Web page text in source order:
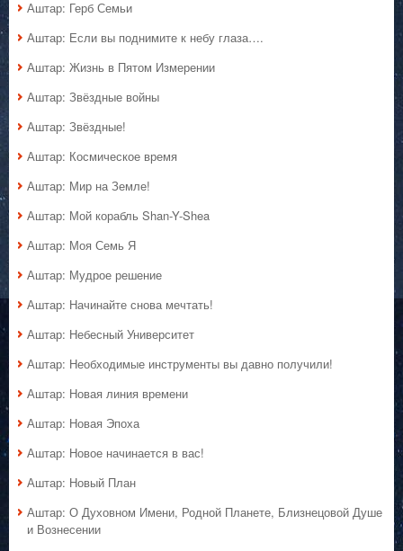
Аштар: Герб Семьи
Аштар: Если вы поднимите к небу глаза….
Аштар: Жизнь в Пятом Измерении
Аштар: Звёздные войны
Аштар: Звёздные!
Аштар: Космическое время
Аштар: Мир на Земле!
Аштар: Мой корабль Shan-Y-Shea
Аштар: Моя Семь Я
Аштар: Мудрое решение
Аштар: Начинайте снова мечтать!
Аштар: Небесный Университет
Аштар: Необходимые инструменты вы давно получили!
Аштар: Новая линия времени
Аштар: Новая Эпоха
Аштар: Новое начинается в вас!
Аштар: Новый План
Аштар: О Духовном Имени, Родной Планете, Близнецовой Душе
и Вознесении